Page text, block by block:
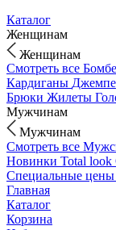
Каталог
Женщинам
Женщинам
Смотреть все
Кардиганы
Брюки Жилеты
Мужчинам
Мужчинам
Смотреть все
Новинки Total look
Специальные цены
Главная
Каталог
Корзина